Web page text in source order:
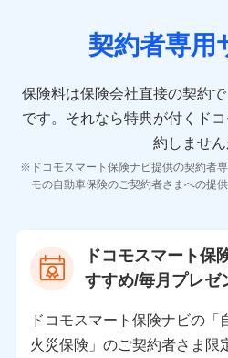
険契約に関する情報。例とし
者の氏名、住所、生年月日、
報、建物の構造や築年数など
齢などの情報などが含まれま
【共同して利用する者の範囲】
当社
当社又は株式会社NTTドコモ
スにおけるユーザ登録受付およ
を受けている保険会社・提携
情報を提供するため、また維
ため、またそれらに付帯、関
契約者専用
保険料は保険会社直接の契約
です。 それなら特典が付くド
約しません
ドコモスマート保険ナビ提供の契約者
モの自動車保険のご契約者さまへの提供
ドコモスマート保
すすめ/毎月プレゼ
ドコモスマート保険ナビの「
火災保険」のご契約者さま限